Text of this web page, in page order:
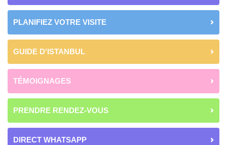
PLANIFIEZ VOTRE VISITE
GUIDE D'ISTANBUL
TÉMOIGNAGES
PRENDRE RENDEZ-VOUS
DIRECT WHATSAPP